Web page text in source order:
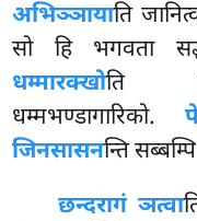
अभिञ्ञायाति
सो हि भगवता
धम्मारक्खोति
धम्मभण्डागारिको.
जिनसासनन्ति
छन्दरागं ञत्वा